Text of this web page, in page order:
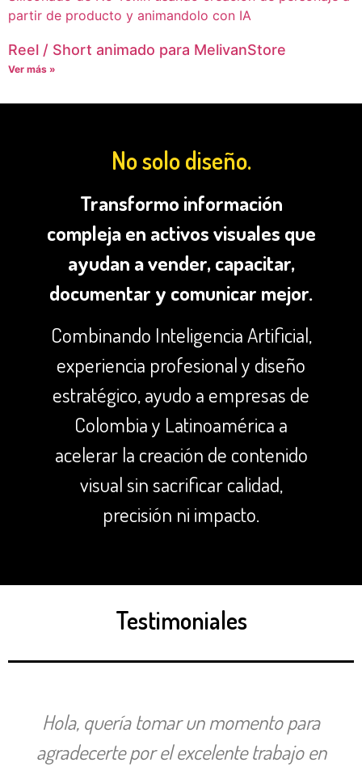
Reel / Short animado para MelivanStore
Ver más »
No solo diseño.
Transformo información
compleja en activos visuales que
ayudan a vender, capacitar,
documentar y comunicar mejor.
Combinando Inteligencia Artificial,
experiencia profesional y diseño
estratégico, ayudo a empresas de
Colombia y Latinoamérica a
acelerar la creación de contenido
visual sin sacrificar calidad,
precisión ni impacto.
Testimoniales
Hola, quería tomar un momento para
agradecerte por el excelente trabajo en